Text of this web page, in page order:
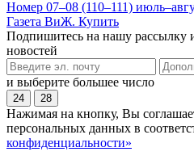
Номер 07–08 (110–111)
Газета ВиЖ. Купить
Подпишитесь на нашу рассылку и
новостей
и выберите большее число
24 28
Нажимая на кнопку, Вы
персональных данных в
конфиденциальности»